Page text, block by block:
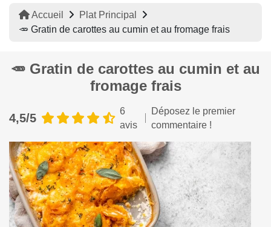
Accueil
Plat Principal
🥕 Gratin de carottes au cumin et au fromage frais
🥕 Gratin de carottes au cumin et au
fromage frais
4,5/5
6
avis
Déposez le premier
commentaire !